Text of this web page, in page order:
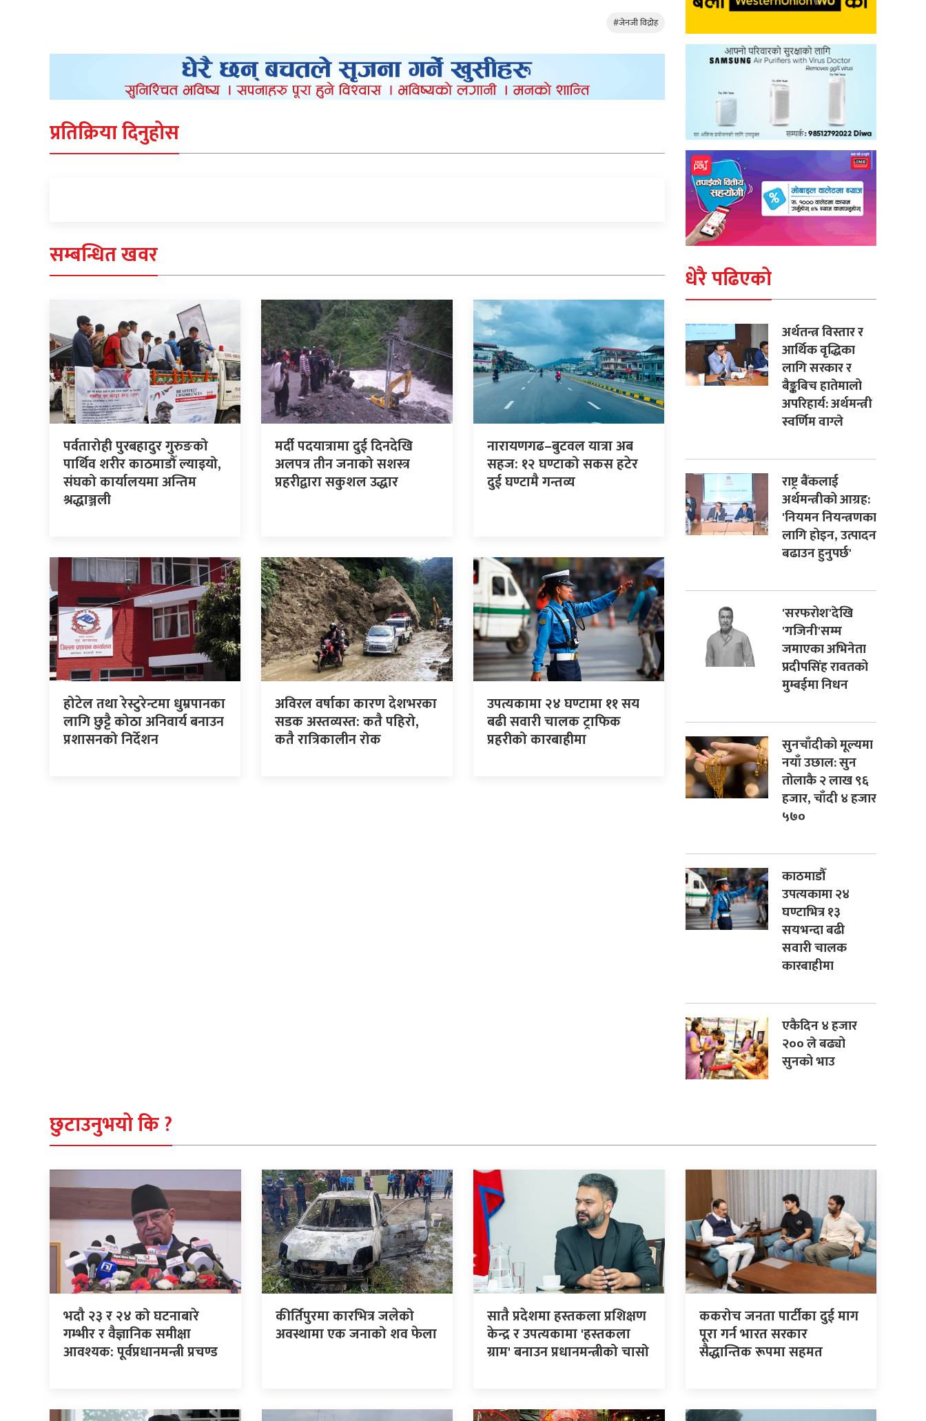
#जेनजी विद्रोह
प्रतिक्रिया दिनुहोस
सम्बन्धित खवर
पर्वतारोही पुरबहादुर गुरुङको
पार्थिव शरीर काठमाडौँ ल्याइयो,
संघको कार्यालयमा अन्तिम
श्रद्धाञ्जली
मर्दी पदयात्रामा दुई दिनदेखि
अलपत्र तीन जनाको सशस्त्र
प्रहरीद्वारा सकुशल उद्धार
नारायणगढ–बुटवल यात्रा अब
सहज: १२ घण्टाको सकस हटेर
दुई घण्टामै गन्तव्य
होटेल तथा रेस्टुरेन्टमा धुम्रपानका
लागि छुट्टै कोठा अनिवार्य बनाउन
प्रशासनको निर्देशन
अविरल वर्षाका कारण देशभरका
सडक अस्तव्यस्त: कतै पहिरो,
कतै रात्रिकालीन रोक
उपत्यकामा २४ घण्टामा ११ सय
बढी सवारी चालक ट्राफिक
प्रहरीको कारबाहीमा
धेरै पढिएको
अर्थतन्त्र विस्तार र
आर्थिक वृद्धिका
लागि सरकार र
बैङ्कबिच हातेमालो
अपरिहार्य: अर्थमन्त्री
स्वर्णिम वाग्ले
राष्ट्र बैंकलाई
अर्थमन्त्रीको आग्रह:
'नियमन नियन्त्रणका
लागि होइन, उत्पादन
बढाउन हुनुपर्छ'
'सरफरोश'देखि
'गजिनी'सम्म
जमाएका अभिनेता
प्रदीपसिंह रावतको
मुम्बईमा निधन
सुनचाँदीको मूल्यमा
नयाँ उछाल: सुन
तोलाकै २ लाख ९६
हजार, चाँदी ४ हजार
५७०
काठमाडौँ
उपत्यकामा २४
घण्टाभित्र १३
सयभन्दा बढी
सवारी चालक
कारबाहीमा
एकैदिन ४ हजार
२०० ले बढ्यो
सुनको भाउ
छुटाउनुभयो कि ?
भदौ २३ र २४ को घटनाबारे
गम्भीर र वैज्ञानिक समीक्षा
आवश्यक: पूर्वप्रधानमन्त्री प्रचण्ड
कीर्तिपुरमा कारभित्र जलेको
अवस्थामा एक जनाको शव फेला
सातै प्रदेशमा हस्तकला प्रशिक्षण
केन्द्र र उपत्यकामा 'हस्तकला
ग्राम' बनाउन प्रधानमन्त्रीको चासो
ककरोच जनता पार्टीका दुई माग
पूरा गर्न भारत सरकार
सैद्धान्तिक रूपमा सहमत